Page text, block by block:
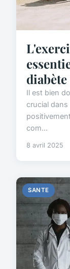
diabète
Il est bien
crucial
com...
8 avril 2025
SANTE